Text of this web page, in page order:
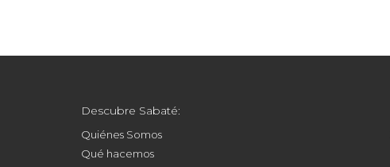
Descubre Sabaté:
Quiénes Somos
Qué hacemos